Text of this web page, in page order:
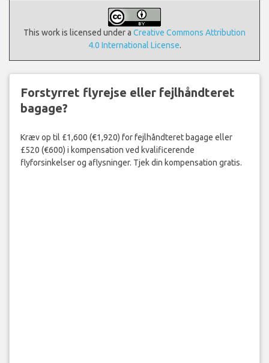
This work is licensed under a Creative Commons Attribution
4.0 International License.
Forstyrret flyrejse eller fejlhåndteret
bagage?
Kræv op til £1,600 (€1,920) for fejlhåndteret bagage eller
£520 (€600) i kompensation ved kvalificerende
flyforsinkelser og aflysninger. Tjek din kompensation gratis.